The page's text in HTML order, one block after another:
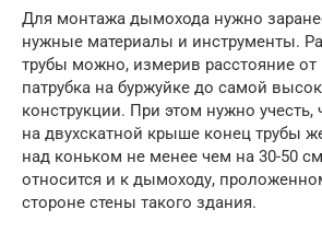
Для монтажа дымохода нужно
нужные материалы и инструменты.
трубы можно, измерив расстояние
патрубка на буржуйке до самой
конструкции. При этом нужно учесть,
на двухскатной крыше конец трубы
над коньком не менее чем на 30-50
относится и к дымоходу,
стороне стены такого здания.